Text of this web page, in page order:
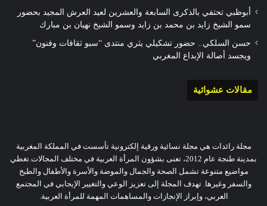
أبوظبي تحتفي بالذكرى السابعة والعشرين لعيد العرش المجيد بحضور
سمو الشيخ زايد بن محمد بن زايد وسمو الشيخ نهيان بن مبارك
حسن السلكي.. حضور تشكيلي يثري منتدى “سبو ثقافات وفنون”
ويجسد أصالة الإبداع المغربي
مقالات عشوائية
مجلة رائدات هي مجلة نسائية ورقية إلكترونية تأسست في المملكة المغربية
بمدينة طنجة عام 2012، تعنى بشؤون المرأة العربية في مختلف المجالات.تغطي
مواضيع متنوعة تشمل الصحة والجمال والموضة والأسرة والأطفال والطبخ
والسفر وغيرها. تهدف المجلة إلى تعزيز الوعي والتغيير الإيجابي في المجتمع
العربي، وإبراز الإنجازات والمساهمات المهمة للمرأة العربية.